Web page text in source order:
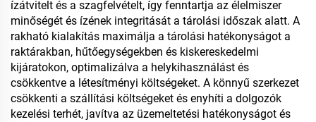
ízátvitelt és a szagfelvételt, így fenntartja az élelmiszer
minőségét és ízének integritását a tárolási időszak alatt. A
rakható kialakítás maximálja a tárolási hatékonyságot a
raktárakban, hűtőegységekben és kiskereskedelmi
kijáratokon, optimalizálva a helykihasználást és
csökkentve a létesítményi költségeket. A könnyű szerkezet
csökkenti a szállítási költségeket és enyhíti a dolgozók
kezelési terhét, javítva az üzemeltetési hatékonyságot és